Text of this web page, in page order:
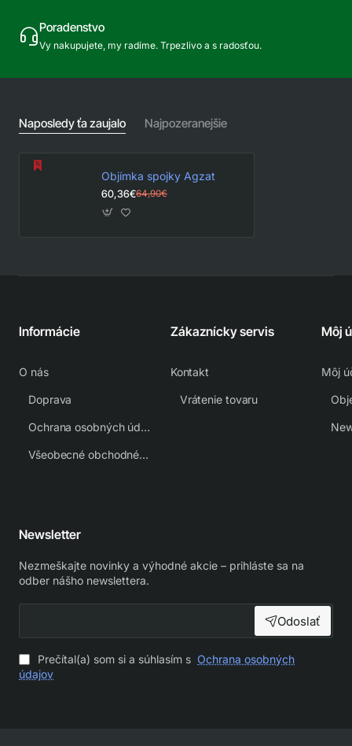
Poradenstvo
Vy nakupujete, my radíme. Trpezlivo a s radosťou.
Naposledy ťa zaujalo Najpozeranejšie
Objímka spojky Agzat
60,36€64,90€
Informácie
O nás
Doprava
Ochrana osobných údajov
Všeobecné obchodné podmienky
Zákaznícky servis
Kontakt
Vrátenie tovaru
Môj
Môj
Newsletter
Nezmeškajte novinky a výhodné akcie – prihláste sa na
odber nášho newslettera.
Odoslať
Prečítal(a) som si a súhlasím s Ochrana osobných
údajov